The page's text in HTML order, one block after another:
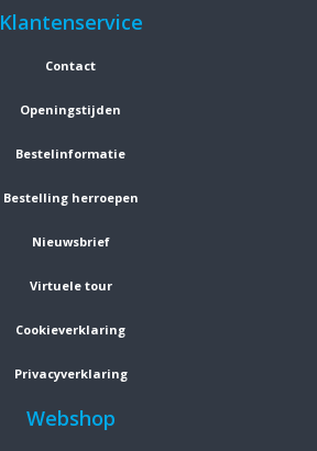
Klantenservice
Contact
Openingstijden
Bestelinformatie
Bestelling herroepen
Nieuwsbrief
Virtuele tour
Cookieverklaring
Privacyverklaring
Webshop